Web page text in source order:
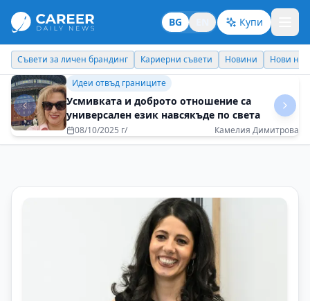
BG Купи
Съвети за личен брандинг Кариерни съвети Новини
Нови
Идеи отвъд границите
Усмивката и доброто отношение са
универсален език навсякъде по света
08/10/2025 г/ Камелия Димитрова